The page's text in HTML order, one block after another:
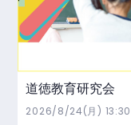
道徳教育研究会
2026/8/24(月)